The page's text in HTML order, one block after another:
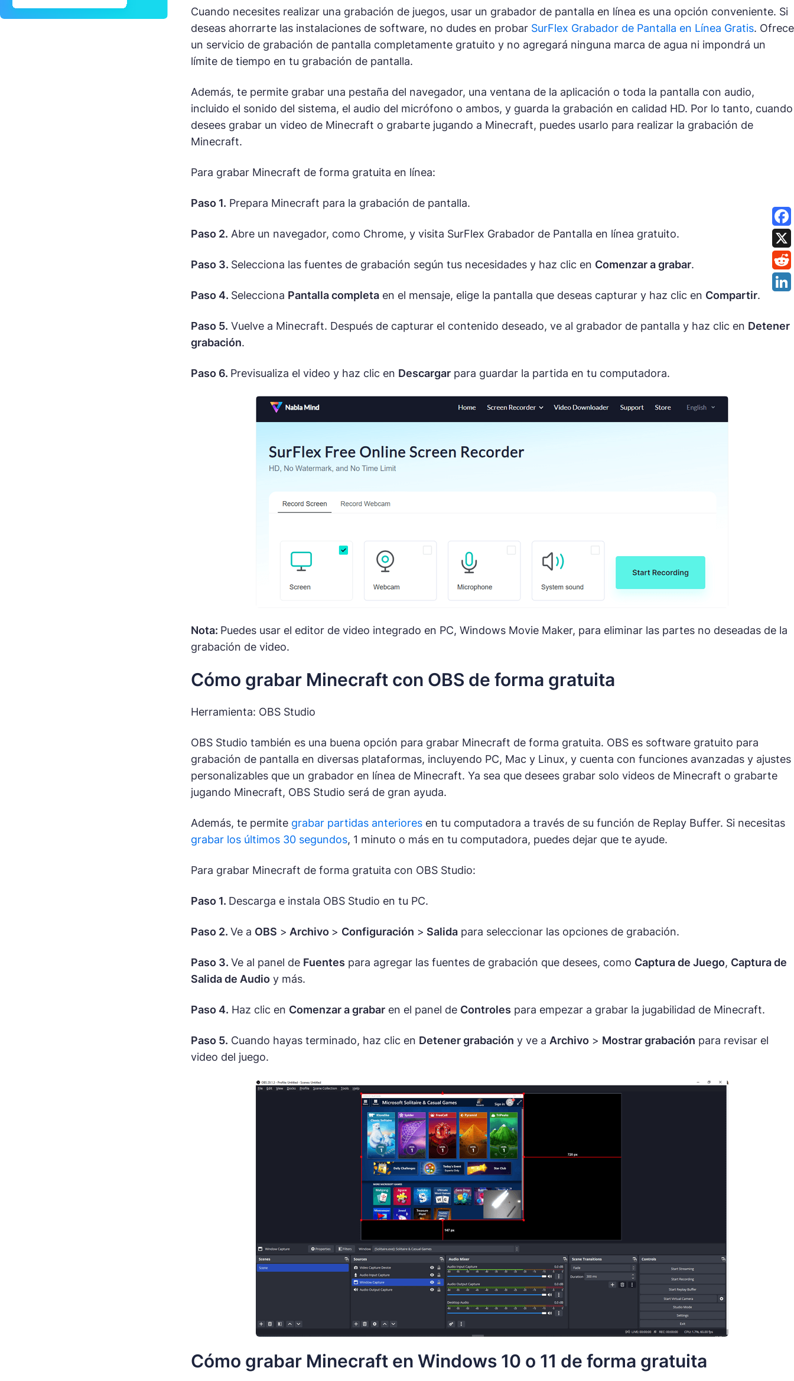
Cuando necesites realizar una grabación de juegos, usar un grabador de pantalla en línea es una opción conveniente. Si
deseas ahorrarte las instalaciones de software, no dudes en probar SurFlex Grabador de Pantalla en Línea Gratis. Ofrece
un servicio de grabación de pantalla completamente gratuito y no agregará ninguna marca de agua ni impondrá un
límite de tiempo en tu grabación de pantalla.
Además, te permite grabar una pestaña del navegador, una ventana de la aplicación o toda la pantalla con audio,
incluido el sonido del sistema, el audio del micrófono o ambos, y guarda la grabación en calidad HD. Por lo tanto, cuando
desees grabar un video de Minecraft o grabarte jugando a Minecraft, puedes usarlo para realizar la grabación de
Minecraft.
Para grabar Minecraft de forma gratuita en línea:
Paso 1. Prepara Minecraft para la grabación de pantalla.
Paso 2. Abre un navegador, como Chrome, y visita SurFlex Grabador de Pantalla en línea gratuito.
Paso 3. Selecciona las fuentes de grabación según tus necesidades y haz clic en Comenzar a grabar.
Paso 4. Selecciona Pantalla completaen el mensaje, elige la pantalla que deseas capturar y haz clic en Compartir.
Paso 5. Vuelve a Minecraft. Después de capturar el contenido deseado, ve al grabador de pantalla y haz clic en Detener
grabación.
Paso 6. Previsualiza el video y haz clic en Descargarpara guardar la partida en tu computadora.
Nota: Puedes usar el editor de video integrado en PC, Windows Movie Maker, para eliminar las partes no deseadas de la
grabación de video.
Cómo grabar Minecraft con OBS de forma gratuita
Herramienta: OBS Studio
OBS Studio también es una buena opción para grabar Minecraft de forma gratuita. OBS es software gratuito para
grabación de pantalla en diversas plataformas, incluyendo PC, Mac y Linux, y cuenta con funciones avanzadas y ajustes
personalizables que un grabador en línea de Minecraft. Ya sea que desees grabar solo videos de Minecraft o grabarte
jugando Minecraft, OBS Studio será de gran ayuda.
Además, te permite grabar partidas anterioresen tu computadora a través de su función de Replay Buffer. Si necesitas
grabar los últimos 30 segundos, 1 minuto o más en tu computadora, puedes dejar que te ayude.
Para grabar Minecraft de forma gratuita con OBS Studio:
Paso 1. Descarga e instala OBS Studio en tu PC.
Paso 2. Ve a OBS > Archivo > Configuración > Salidapara seleccionar las opciones de grabación.
Paso 3. Ve al panel de Fuentes para agregar las fuentes de grabación que desees, como Captura de Juego, Captura de
Salida de Audioy más.
Paso 4. Haz clic en Comenzar a grabaren el panel de Controles para empezar a grabar la jugabilidad de Minecraft.
Paso 5. Cuando hayas terminado, haz clic en Detener grabación y ve a Archivo> Mostrar grabación para revisar el
video del juego.
Cómo grabar Minecraft en Windows 10 o 11 de forma gratuita